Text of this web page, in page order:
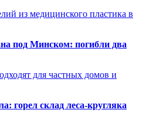
из медицинского пластика в
под Минском: погибли два
для частных домов и
горел склад леса-кругляка